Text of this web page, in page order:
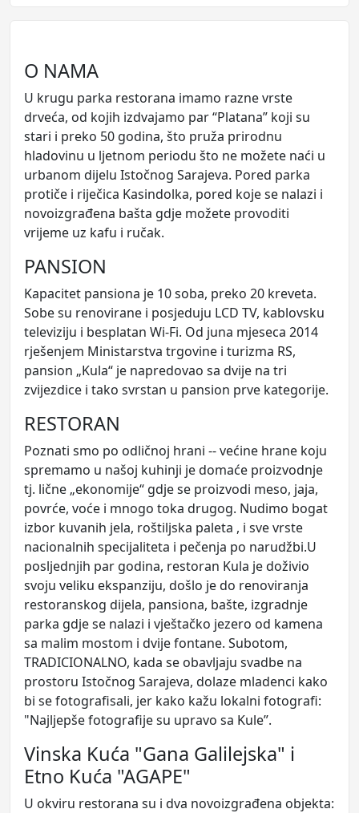
O NAMA
U krugu parka restorana imamo razne vrste
drveća, od kojih izdvajamo par “Platana” koji su
stari i preko 50 godina, što pruža prirodnu
hladovinu u ljetnom periodu što ne možete naći u
urbanom dijelu Istočnog Sarajeva. Pored parka
protiče i riječica Kasindolka, pored koje se nalazi i
novoizgrađena bašta gdje možete provoditi
vrijeme uz kafu i ručak.
PANSION
Kapacitet pansiona je 10 soba, preko 20 kreveta.
Sobe su renovirane i posjeduju LCD TV, kablovsku
televiziju i besplatan Wi-Fi. Od juna mjeseca 2014
rješenjem Ministarstva trgovine i turizma RS,
pansion „Kula“ je napredovao sa dvije na tri
zvijezdice i tako svrstan u pansion prve kategorije.
RESTORAN
Poznati smo po odličnoj hrani -- većine hrane koju
spremamo u našoj kuhinji je domaće proizvodnje
tj. lične „ekonomije“ gdje se proizvodi meso, jaja,
povrće, voće i mnogo toka drugog. Nudimo bogat
izbor kuvanih jela, roštiljska paleta , i sve vrste
nacionalnih specijaliteta i pečenja po narudžbi.U
posljednjih par godina, restoran Kula je doživio
svoju veliku ekspanziju, došlo je do renoviranja
restoranskog dijela, pansiona, bašte, izgradnje
parka gdje se nalazi i vještačko jezero od kamena
sa malim mostom i dvije fontane. Subotom,
TRADICIONALNO, kada se obavljaju svadbe na
prostoru Istočnog Sarajeva, dolaze mladenci kako
bi se fotografisali, jer kako kažu lokalni fotografi:
"Najljepše fotografije su upravo sa Kule”.
Vinska Kuća "Gana Galilejska" i
Etno Kuća "AGAPE"
U okviru restorana su i dva novoizgrađena objekta: